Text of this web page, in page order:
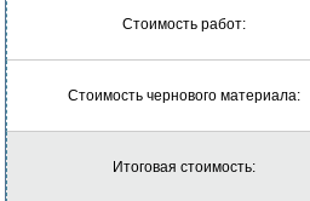
Стоимость работ:
Стоимость чернового материала:
Итоговая стоимость: